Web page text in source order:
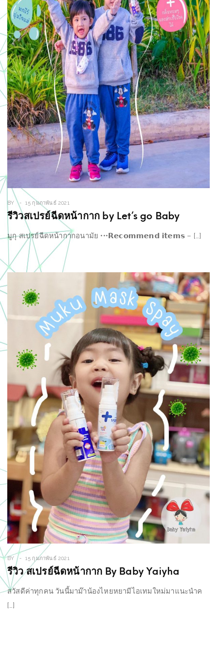
BY 15 กุมภาพันธ์ 2021
รีวิวสเปรย์ฉีดหน้ากาก by Let’s go Baby
มูกุ สเปรย์ฉีดหน้ากากอนามัย •••𝗥𝗲𝗰𝗼𝗺𝗺𝗲𝗻𝗱 𝗶𝘁𝗲𝗺𝘀 – […]
BY 15 กุมภาพันธ์ 2021
รีวิว สเปรย์ฉีดหน้ากาก By Baby Yaiyha
สวัสดีค่าทุกคน วันนี้มาม๊าน้องไหยหยามีไอเทมใหม่มาแนะนำค
[…]